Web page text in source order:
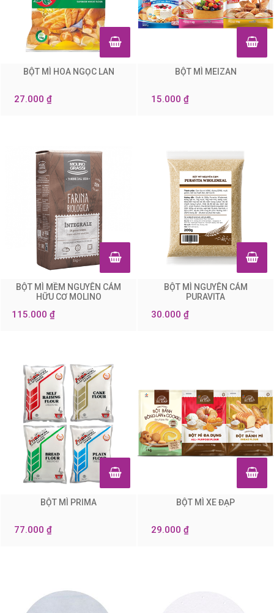
BỘT MÌ HOA NGỌC LAN
27.000 ₫
BỘT MÌ MEIZAN
15.000 ₫
BỘT MÌ MỀM NGUYÊN CÁM
HỮU CƠ MOLINO
115.000 ₫
BỘT MÌ NGUYÊN CÁM
PURAVITA
30.000 ₫
BỘT MÌ PRIMA
77.000 ₫
BỘT MÌ XE ĐẠP
29.000 ₫